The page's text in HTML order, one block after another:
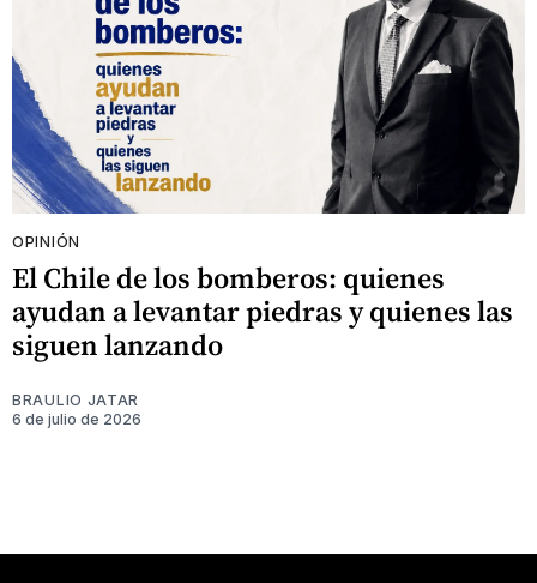
OPINIÓN
El Chile de los bomberos: quienes
ayudan a levantar piedras y quienes las
siguen lanzando
BRAULIO JATAR
6 de julio de 2026